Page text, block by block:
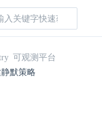
可观测平台
默策略